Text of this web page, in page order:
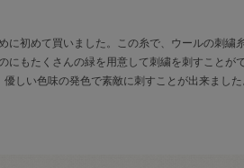
に初めて買いました。この糸で、ウールの刺繍
にもたくさんの緑を用意して刺繍を刺すことが
しい色味の発色で素敵に刺すことが出来まし